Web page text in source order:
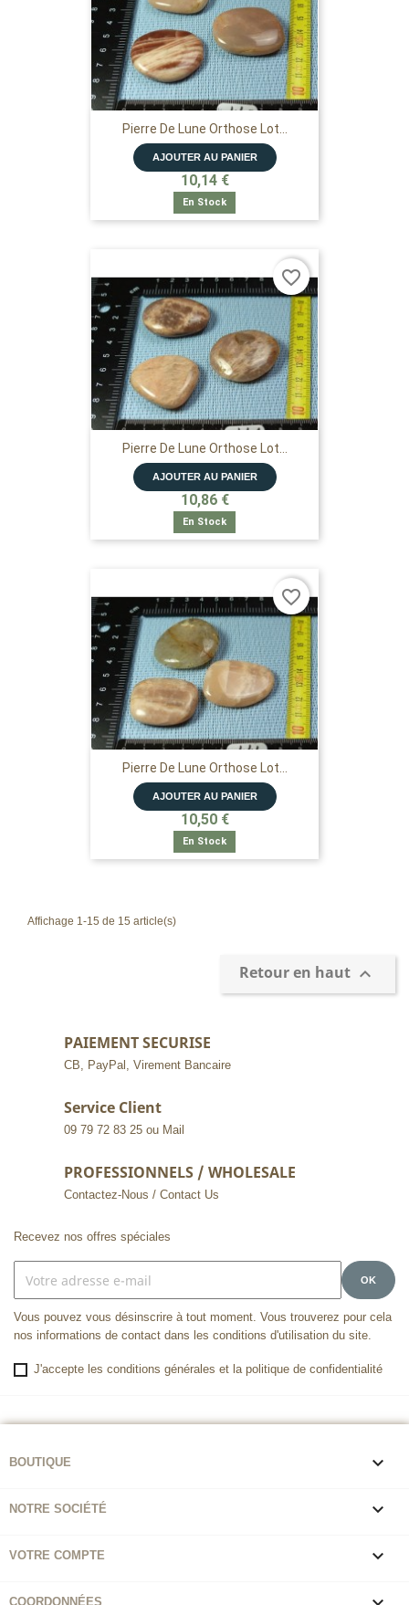
Pierre De Lune Orthose Lot...
AJOUTER AU PANIER
10,14 €
En Stock
Pierre De Lune Orthose Lot...
AJOUTER AU PANIER
10,86 €
En Stock
favorite_border
Pierre De Lune Orthose Lot...
AJOUTER AU PANIER
10,50 €
En Stock
favorite_border
Affichage 1-15 de 15 article(s)
Retour en haut 
PAIEMENT SECURISE
CB, PayPal, Virement Bancaire
Service Client
09 79 72 83 25 ou Mail
PROFESSIONNELS / WHOLESALE
Contactez-Nous / Contact Us
Recevez nos offres spéciales
Vous pouvez vous désinscrire à tout moment. Vous trouverez pour cela
nos informations de contact dans les conditions d'utilisation du site.
J'accepte les conditions générales et la politique de confidentialité
BOUTIQUE 
NOTRE SOCIÉTÉ 
VOTRE COMPTE 
COORDONNÉES